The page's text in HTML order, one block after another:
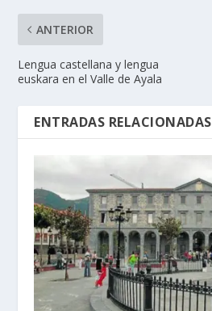
ANTERIOR
Lengua castellana y lengua
euskara en el Valle de Ayala
ENTRADAS RELACIONADAS